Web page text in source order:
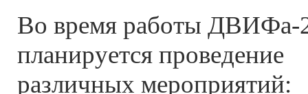
Во время работы ДВИФа-
планируется проведение
различных мероприятий: